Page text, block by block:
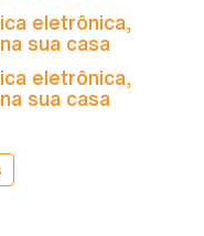
eletrônica,
sua casa
eletrônica,
sua casa